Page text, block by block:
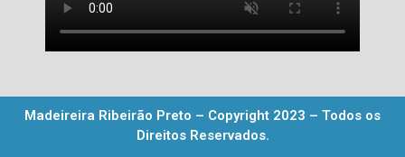
Madeireira Ribeirão Preto – Copyright 2023 – Todos os
Direitos Reservados.